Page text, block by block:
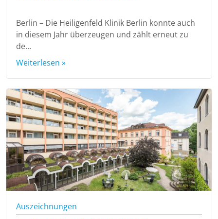
Berlin – Die Heiligenfeld Klinik Berlin konnte auch
in diesem Jahr überzeugen und zählt erneut zu
de...
Weiterlesen »
Auszeichnungen